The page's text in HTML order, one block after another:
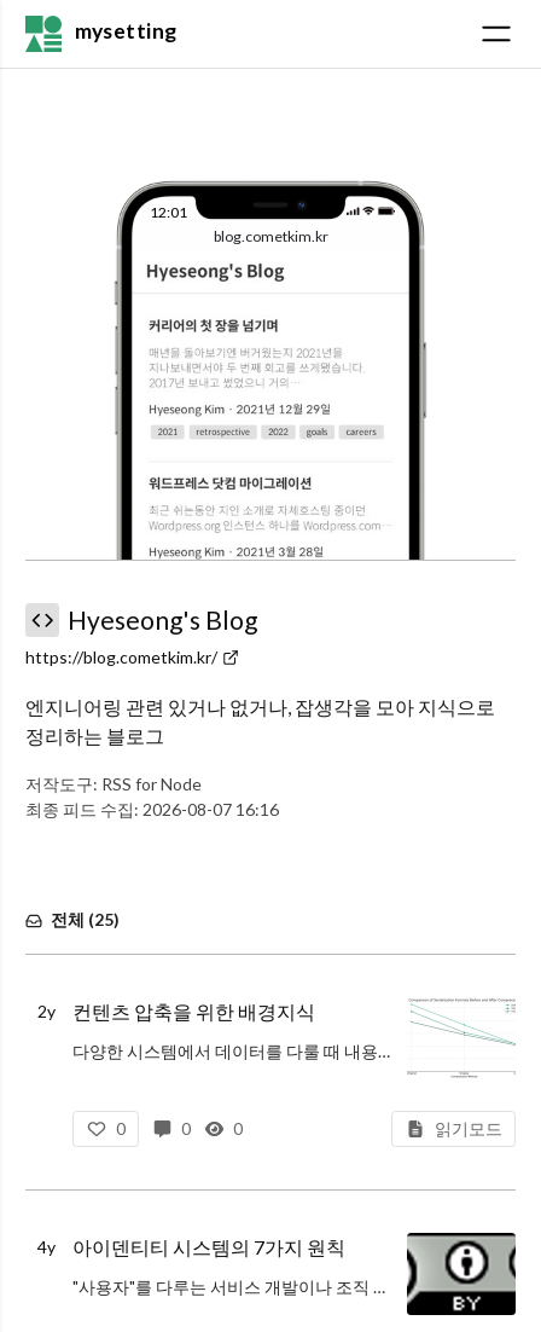
mysetting
12:01
blog.cometkim.kr
Hyeseong's Blog
https://blog.cometkim.kr/
엔지니어링 관련 있거나 없거나, 잡생각을 모아 지식으로
정리하는 블로그
저작도구: RSS for Node
최종 피드 수집: 2026-08-07 16:16
전체 (25)
2y 컨텐츠 압축을 위한 배경지식
다양한 시스템에서 데이터를 다룰 때 내용물을 더 작은 용량으로 보관/전송하기 위해 컨텐츠를 압축(Compression)하는 것이 일반적입니다.
0 0 0 읽기모드
4y 아이덴티티 시스템의 7가지 원칙
"사용자"를 다루는 서비스 개발이나 조직 관리에서 Identity Managmenet는 절대 빼놓을 수 없는 핵심적인 주제입니다.